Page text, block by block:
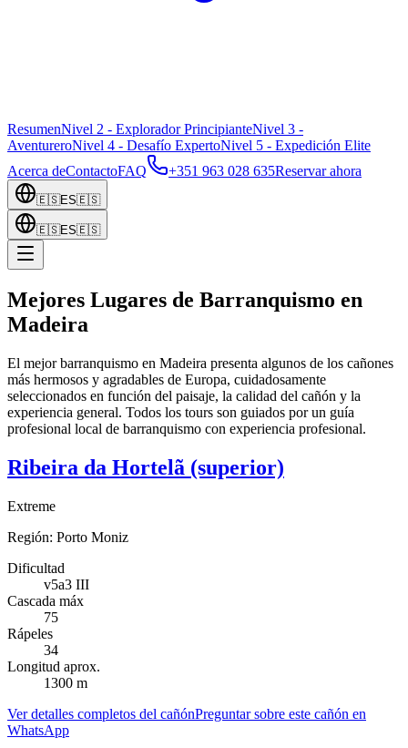
ResumenNivel 2 - Explorador PrincipianteNivel 3 -
AventureroNivel 4 - Desafío ExpertoNivel 5 - Expedición Elite
Acerca deContactoFAQ +351 963 028 635Reservar ahora
🇪🇸ES🇪🇸
🇪🇸ES🇪🇸
Mejores Lugares de Barranquismo en
Madeira
El mejor barranquismo en Madeira presenta algunos de los cañones
más hermosos y agradables de Europa, cuidadosamente
seleccionados en función del paisaje, la calidad del cañón y la
experiencia general. Todos los tours son guiados por un guía
profesional local de barranquismo con experiencia profesional.
Ribeira da Hortelã (superior)
Extreme
Región: Porto Moniz
Dificultad
v5a3 III
Cascada máx
75
Rápeles
34
Longitud aprox.
1300 m
Ver detalles completos del cañónPreguntar sobre este cañón en
WhatsApp